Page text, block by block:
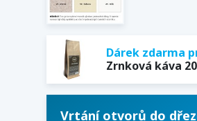
Dárek zdarma
Zrnková káva
Vrtání otvorů do